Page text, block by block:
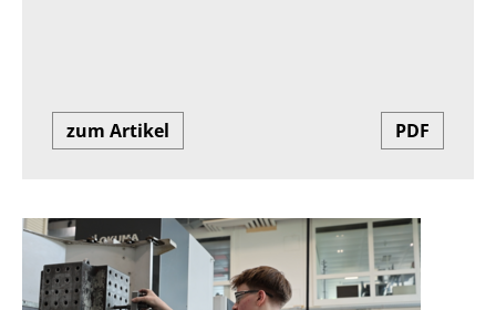
zum Artikel PDF